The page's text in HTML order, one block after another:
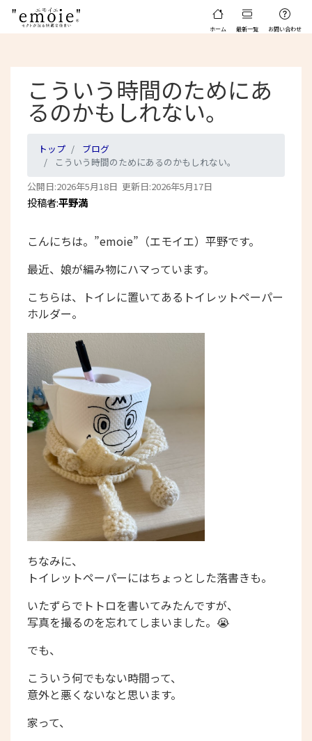
ホーム 最新一覧 お問い合わせ
こういう時間のためにあ
るのかもしれない。
トップ
ブログ
こういう時間のためにあるのかもしれない。
公開日:2026年5月18日 更新日:2026年5月17日
投稿者:平野満
こんにちは。”emoie”（エモイエ）平野です。
最近、娘が編み物にハマっています。
こちらは、トイレに置いてあるトイレットペーパー
ホルダー。
ちなみに、
トイレットペーパーにはちょっとした落書きも。
いたずらでトトロを書いてみたんですが、
写真を撮るのを忘れてしまいました。😭
でも、
こういう何でもない時間って、
意外と悪くないなと思います。
家って、